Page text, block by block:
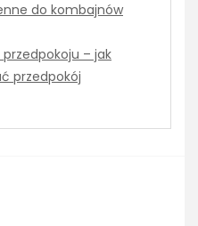
do kombajnów
– jak
przedpokój